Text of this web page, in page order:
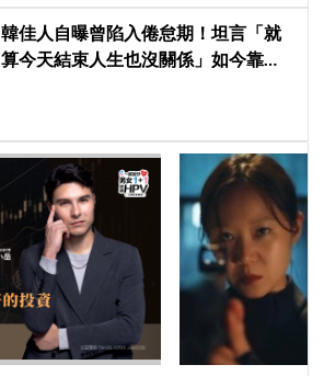
韓佳人自曝曾陷入倦怠期！坦言「就
算今天結束人生也沒關係」如今靠